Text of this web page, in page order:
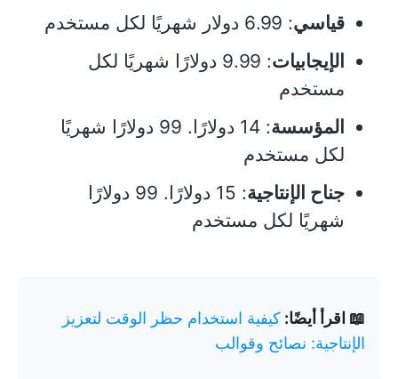
قياسي: 6.99 دولار شهريًا لكل مستخدم
الإيجابيات
: 9.99 دولارًا شهريًا لكل
مستخدم
المؤسسة
: 14 دولارًا. 99 دولارًا شهريًا
لكل مستخدم
جناح الإنتاجية
: 15 دولارًا. 99 دولارًا
شهريًا لكل مستخدم
📖 اقرأ أيضًا: كيفية استخدام حظر الوقت لتعزيز
الإنتاجية: نصائح وقوالب